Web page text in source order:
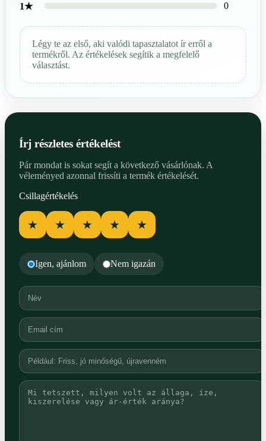
1★
0
Légy te az első, aki valódi tapasztalatot ír erről a
termékről. Az értékelések segítik a megfelelő
választást.
Írj részletes értékelést
Pár mondat is sokat segít a következő vásárlónak. A
véleményed azonnal frissíti a termék értékelését.
Csillagértékelés
★ ★ ★ ★ ★
Igen, ajánlom Nem igazán